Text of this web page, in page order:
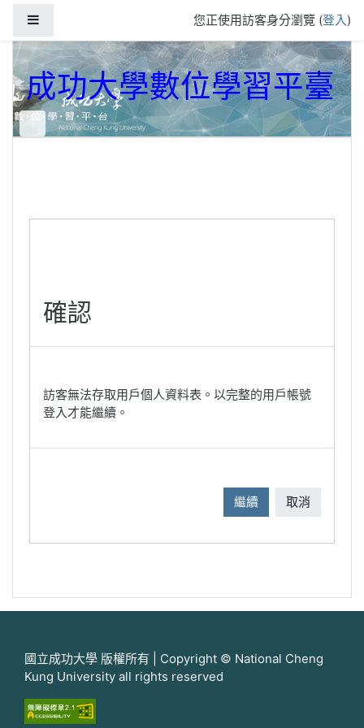
您正使用訪客身分瀏覽 (登入)
成功大學數位學習平臺
確認
訪客無法存取用戶個人資料表。以完整的用戶帳號
登入才能繼續。
繼續 取消
國立成功大學 版權所有 | Copyright © National Cheng
Kung University all rights reserved